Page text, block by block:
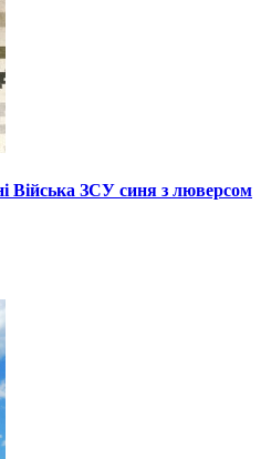
Війська ЗСУ синя з люверсом